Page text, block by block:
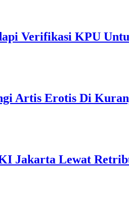
Verifikasi KPU
Artis Erotis Di
Jakarta Lewat